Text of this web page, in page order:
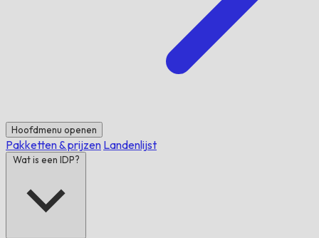
Hoofdmenu openen
Pakketten & prijzen Landenlijst
Wat is een IDP?